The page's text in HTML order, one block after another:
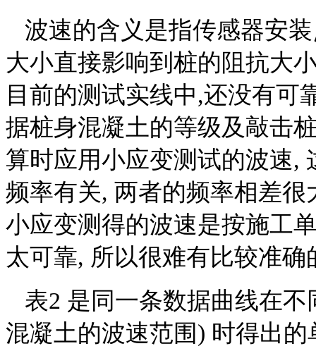
波速的含义是指传感器安
大小直接影响到桩的阻抗大
目前的测试实线中,还没有可
据桩身混凝土的等级及敲击
算时应用小应变测试的波速,
频率有关, 两者的频率相差
小应变测得的波速是按施工
太可靠, 所以很难有比较准确
表2 是同一条数据曲线在不
混凝土的波速范围) 时得出